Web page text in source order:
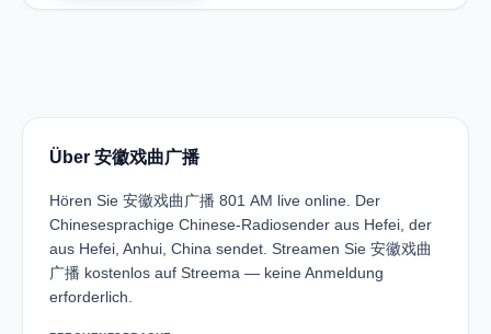
Über 安徽戏曲广播
Hören Sie 安徽戏曲广播 801 AM live online. Der
Chinesesprachige Chinese-Radiosender aus Hefei, der
aus Hefei, Anhui, China sendet. Streamen Sie 安徽戏曲
广播 kostenlos auf Streema — keine Anmeldung
erforderlich.